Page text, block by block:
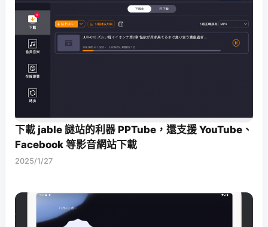
下載 jable 謎站的利器 PPTube，還支援 YouTube、
Facebook 等影音網站下載
2025/1/27